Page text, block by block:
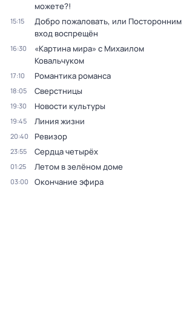
можете?!
15:15
Добро пожаловать, или Посторонним
вход воспрещён
16:30
«Картина мира» с Михаилом
Ковальчуком
17:10 Романтика романса
18:05 Сверстницы
19:30 Новости культуры
19:45 Линия жизни
20:40 Ревизор
23:55 Сердца четырёх
01:25 Летом в зелёном доме
03:00 Окончание эфира